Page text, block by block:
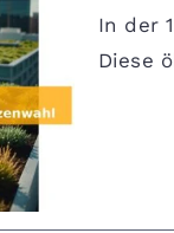
In der
Diese